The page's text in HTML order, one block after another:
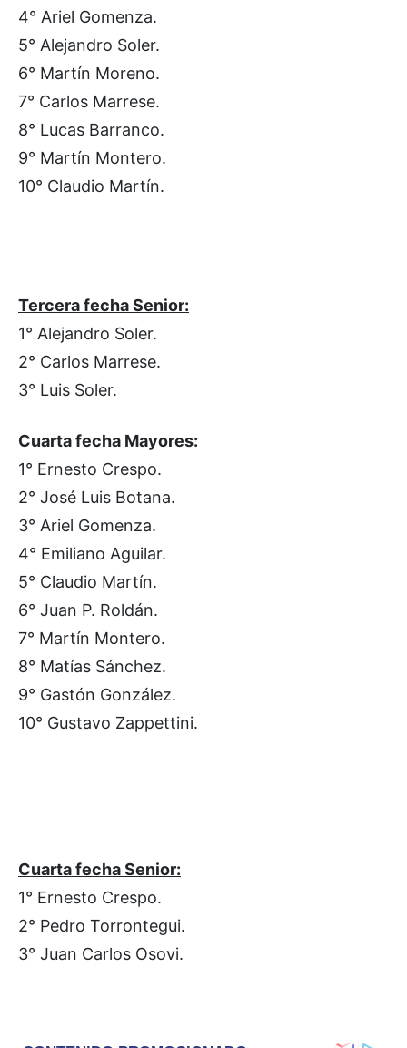
4° Ariel Gomenza.
5° Alejandro Soler.
6° Martín Moreno.
7° Carlos Marrese.
8° Lucas Barranco.
9° Martín Montero.
10° Claudio Martín.
Tercera fecha Senior:
1° Alejandro Soler.
2° Carlos Marrese.
3° Luis Soler.
Cuarta fecha Mayores:
1° Ernesto Crespo.
2° José Luis Botana.
3° Ariel Gomenza.
4° Emiliano Aguilar.
5° Claudio Martín.
6° Juan P. Roldán.
7° Martín Montero.
8° Matías Sánchez.
9° Gastón González.
10° Gustavo Zappettini.
Cuarta fecha Senior:
1° Ernesto Crespo.
2° Pedro Torrontegui.
3° Juan Carlos Osovi.